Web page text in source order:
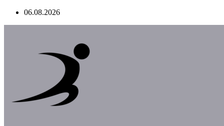
Перейти06.08.2026